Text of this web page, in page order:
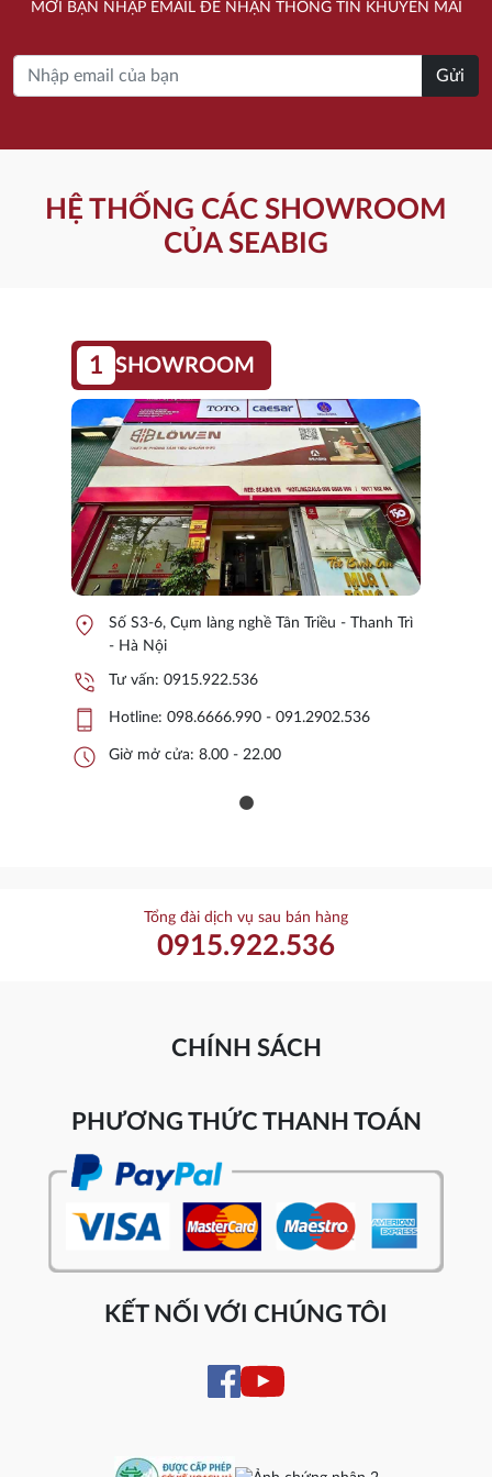
19.670.000 ₫.
21.380.000 ₫.
MỜI BẠN NHẬP EMAIL ĐỂ NHẬN THÔNG TIN KHUYẾN MÃI
Gửi
HỆ THỐNG CÁC SHOWROOM
CỦA SEABIG
1 SHOWROOM
location_on
Số S3-6, Cụm làng nghề Tân Triều - Thanh Trì
- Hà Nội
phone_in_talk Tư vấn: 0915.922.536
phone_iphone Hotline: 098.6666.990 - 091.2902.536
schedule Giờ mở cửa: 8.00 - 22.00
Tổng đài dịch vụ sau bán hàng
0915.922.536
CHÍNH SÁCH
PHƯƠNG THỨC THANH TOÁN
KẾT NỐI VỚI CHÚNG TÔI